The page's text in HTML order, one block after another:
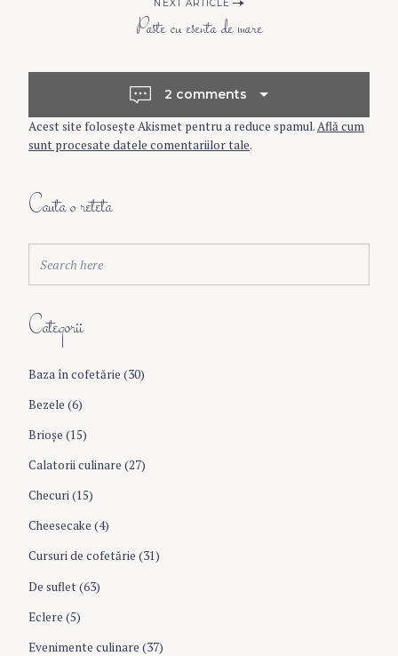
s
t
n
a
v
i
g
a
t
i
o
n
NEXT ARTICLE
Paste cu esenta de mare
2 comments
Acest site folosește Akismet pentru a reduce spamul.Află cum
sunt procesate datele comentariilor tale.
Cauta o reteta
a
c
o
r
Categorii
Baza în cofetărie (30)
Bezele (6)
Brioşe (15)
Calatorii culinare (27)
Checuri(15)
Cheesecake (4)
Cursuri de cofetărie (31)
De suflet (63)
Eclere (5)
Evenimente culinare (37)